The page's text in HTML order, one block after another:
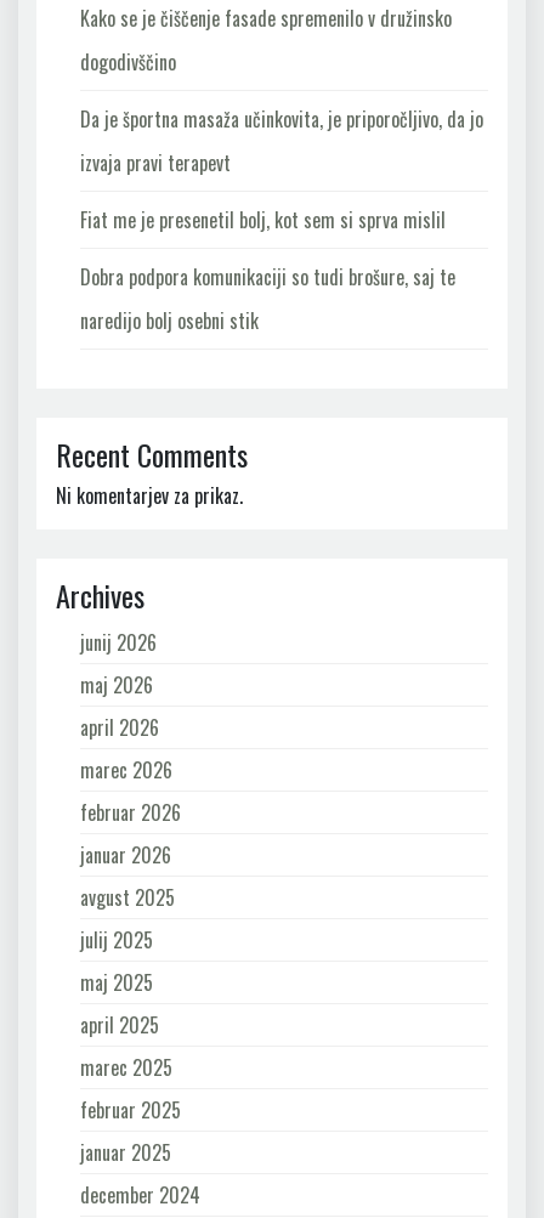
Kako se je čiščenje fasade spremenilo v družinsko
dogodivščino
Da je športna masaža učinkovita, je priporočljivo, da jo
izvaja pravi terapevt
Fiat me je presenetil bolj, kot sem si sprva mislil
Dobra podpora komunikaciji so tudi brošure, saj te
naredijo bolj osebni stik
Recent Comments
Ni komentarjev za prikaz.
Archives
junij 2026
maj 2026
april 2026
marec 2026
februar 2026
januar 2026
avgust 2025
julij 2025
maj 2025
april 2025
marec 2025
februar 2025
januar 2025
december 2024